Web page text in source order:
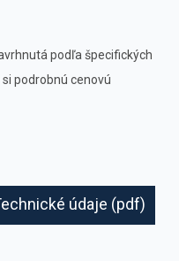
podľa špecifických
podrobnú cenovú
údaje (pdf)